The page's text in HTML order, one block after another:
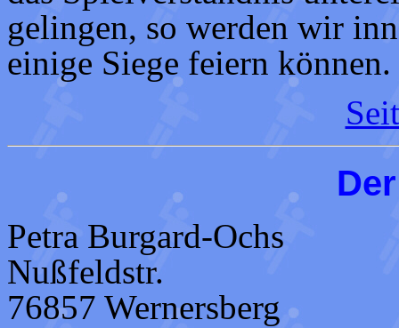
gelingen, so werden wir
einige Siege feiern können.
Petra Burgard-Ochs
Nußfeldstr.
76857 Wernersberg